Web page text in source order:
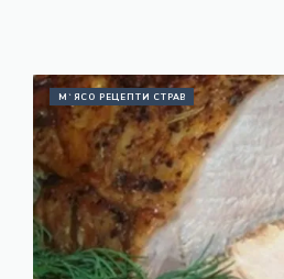
М`ЯСО РЕЦЕПТИ СТРАВ